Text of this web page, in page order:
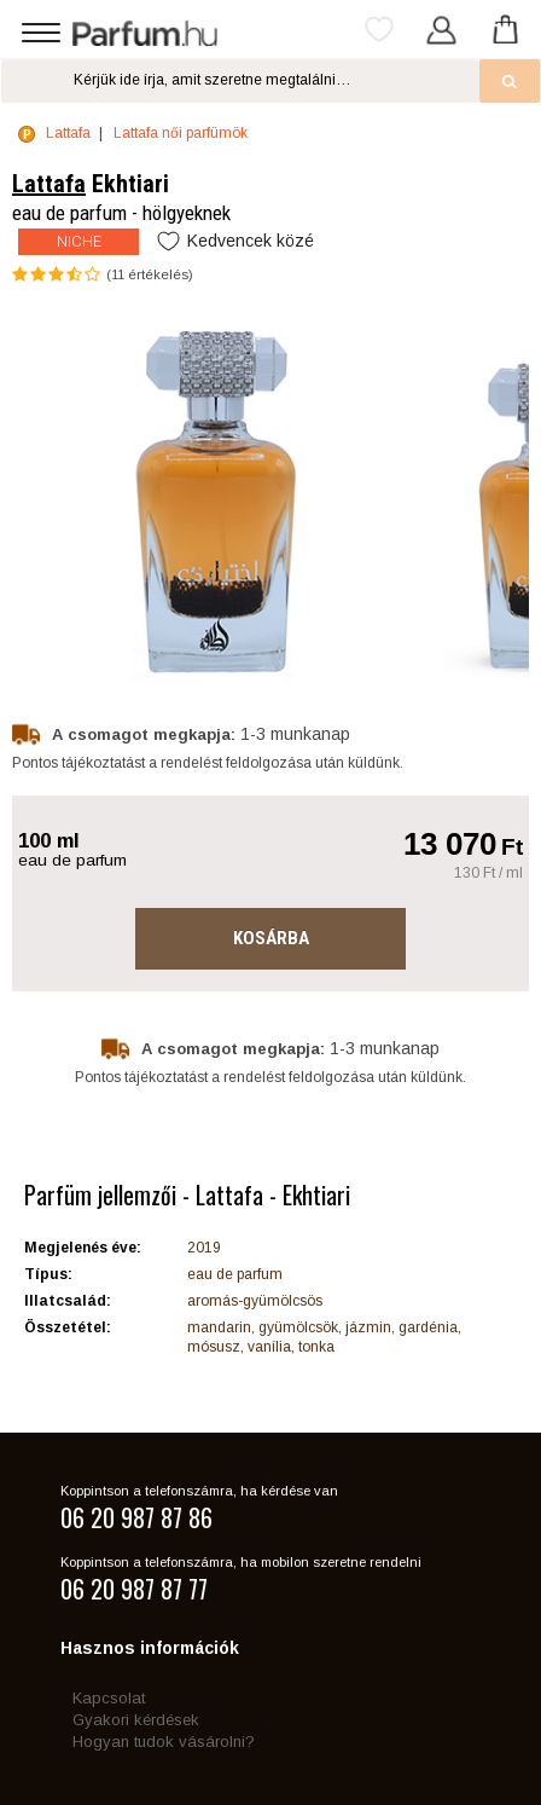
Lattafa Lattafa női parfümök
Lattafa Ekhtiari
eau de parfum - hölgyeknek
NICHE Kedvencek közé
(11 értékelés)
A csomagot megkapja: 1-3 munkanap
Pontos tájékoztatást a rendelést feldolgozása után küldünk.
100 ml
eau de parfum 13 070Ft
130 Ft / ml
KOSÁRBA
A csomagot megkapja: 1-3 munkanap
Pontos tájékoztatást a rendelést feldolgozása után küldünk.
Parfüm jellemzői - Lattafa - Ekhtiari
Megjelenés éve:
2019
Típus:
eau de parfum
Illatcsalád:
aromás-gyümölcsös
Összetétel:
mandarin, gyümölcsök, jázmin, gardénia,
mósusz, vanília, tonka
Koppintson a telefonszámra, ha kérdése van
06 20 987 87 86
Koppintson a telefonszámra, ha mobilon szeretne rendelni
06 20 987 87 77
Hasznos információk
Kapcsolat
Gyakori kérdések
Hogyan tudok vásárolni?